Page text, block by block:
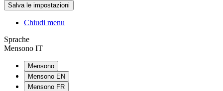
Chiudi menu
Sprache
Mensono IT
Mensono
Mensono EN
Mensono FR